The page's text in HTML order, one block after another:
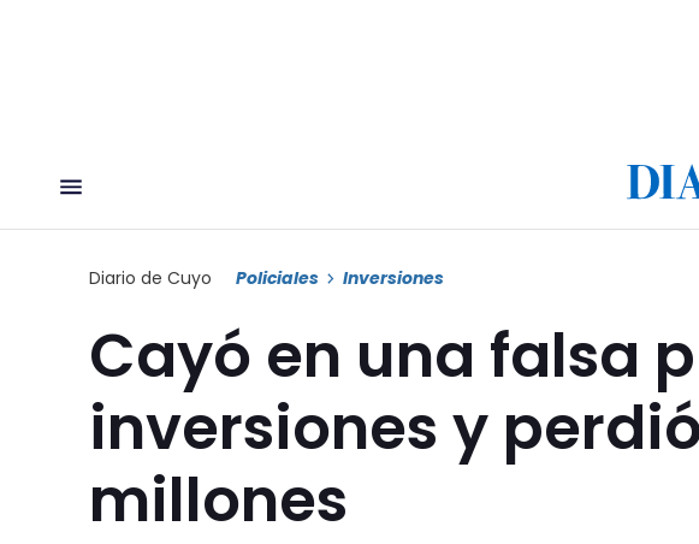
Diario de Cuyo Policiales Inversiones
Cayó en una falsa
inversiones y perdió
millones